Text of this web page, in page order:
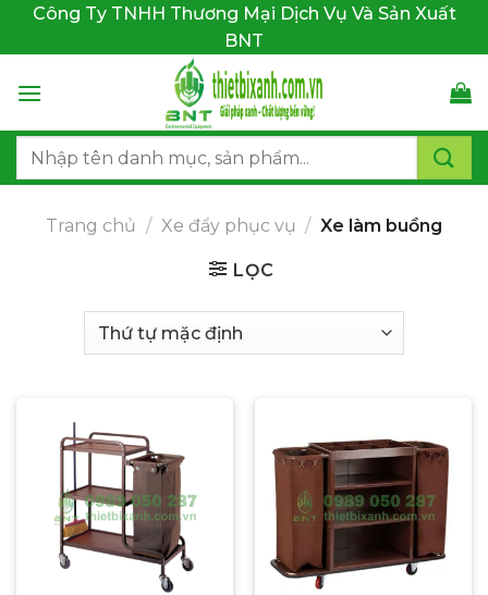
dung
Công Ty TNHH Thương Mại Dịch Vụ Và Sản Xuất
BNT
Tìm
Trang chủ / Xe đẩy phục vụ / Xe làm buồng
LỌC